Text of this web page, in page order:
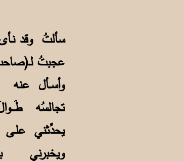
سألتُ وقد
عجبتُ
وأســأل
تجالسُه
يحدِّثني
ويخبرني